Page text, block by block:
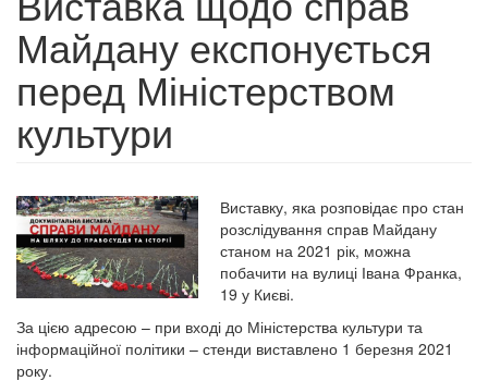
Майдану експонується
перед Міністерством
культури
Виставку, яка розповідає про стан
розслідування справ Майдану
станом на 2021 рік, можна
побачити на вулиці Івана Франка,
19 у Києві.
За цією адресою – при вході до Міністерства культури та
інформаційної політики – стенди виставлено 1 березня 2021
року.